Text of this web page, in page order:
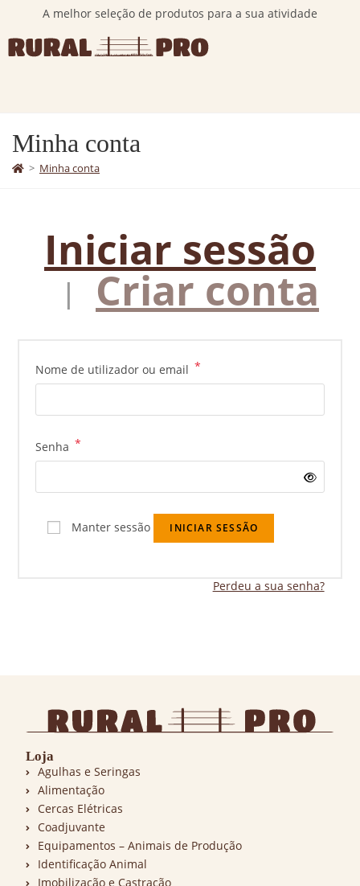
A melhor seleção de produtos para a sua atividade
Minha conta
> Minha conta
Iniciar sessão
Criar conta
Nome de utilizador ou email *
Senha *
Manter sessão INICIAR SESSÃO
Perdeu a sua senha?
Loja
Agulhas e Seringas
Alimentação
Cercas Elétricas
Coadjuvante
Equipamentos – Animais de Produção
Identificação Animal
Imobilização e Castração